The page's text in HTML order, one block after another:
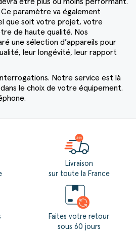
paramètre va également
que soit votre projet, votre
de haute qualité. Nos
une sélection d’appareils pour
leur longévité, leur rapport
Notre service est là
le choix de votre équipement.
Livraison
sur toute la France
Faites votre retour
sous 60 jours